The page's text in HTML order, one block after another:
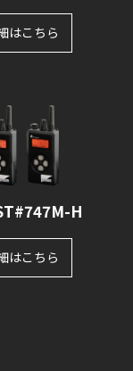
はこちら
H
はこちら